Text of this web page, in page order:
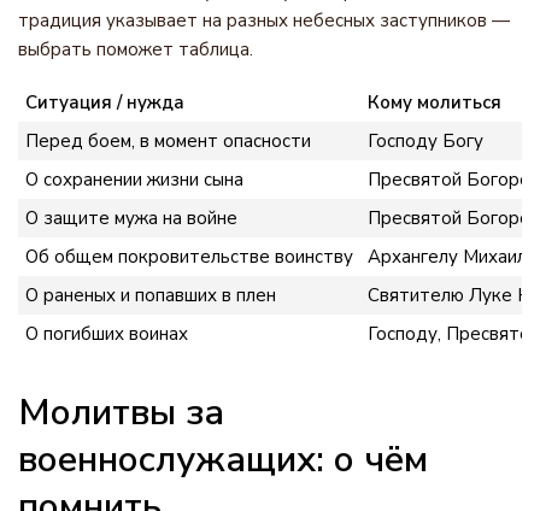
традиция указывает на разных небесных заступников —
выбрать поможет таблица.
Ситуация / нужда
Кому молиться
Перед боем, в момент опасности
Господу Богу
О сохранении жизни сына
Пресвятой
О защите мужа на войне
Пресвятой
Об общем покровительстве воинству Архангелу
О раненых и попавших в плен
Святителю Луке
О погибших воинах
Господу,
Молитвы за
военнослужащих: о чём